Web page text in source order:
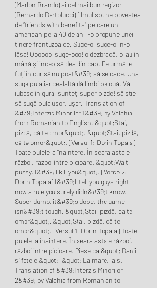
(Marlon Brando) si cel mai bun regizor
(Bernardo Bertolucci) filmul spune povestea
de “friends with benefits” pe care un
american pe la 40 de ani i-o propune unei
tinere frantuzoaice. Suge-o, suge-o, n-o
lăsa! Oooooo, suge-ooo! o dezbracă, o iau în
mână și încep să dea din cap. Pe urmă le
fuți în cur să nu poat&#39; să se cace. Una
suge pula iar cealaltă dă limbi pe ouă. Vă
iubesc în gură, sunteți super pizde! să știe
să sugă pula ușor, ușor. Translation of
&#39;Interzis Minorilor 1&#39; by Valahia
from Romanian to English. &quot;Stai,
pizdă, că te omor&quot;. &quot;Stai, pizdă,
că te omor&quot;. [Versul 1: Dorin Topala]
Toate pulele la înaintere. În seara asta e
război, război între picioare. &quot;Wait,
pussy, I&#39;ll kill you&quot;. [Verse 2:
Dorin Topala] I&#39;ll tell you guys right
now a rule you surely didn&#39;t know.
Super dumb, it&#39;s dope, the game
isn&#39;t tough. &quot;Stai, pizdă, că te
omor&quot;. &quot;Stai, pizdă, că te
omor&quot;. [Versul 1: Dorin Topala] Toate
pulele la înaintere. În seara asta e război,
război între picioare. Piese ca &quot; Banii
si fetele &quot;, &quot; La mare, la s.
Translation of &#39;Interzis Minorilor
2&#39; by Valahia from Romanian to